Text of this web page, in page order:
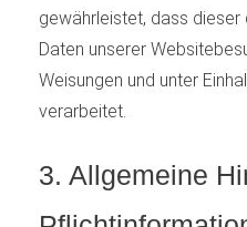
gewährleistet, dass
Daten unserer
Weisungen und unter
verarbeitet.
3. Allgemeine